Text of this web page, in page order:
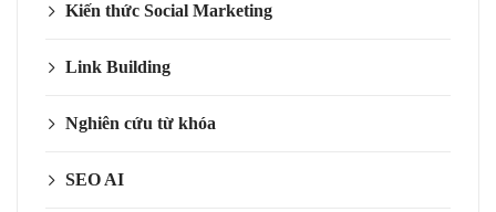
Kiến thức Social Marketing
Link Building
Nghiên cứu từ khóa
SEO AI